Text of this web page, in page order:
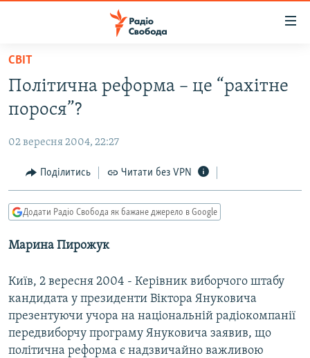
Перейти
основного
матеріалу
Перейти
до
навігації
Перейти
до
РАДІО СВОБОДА – 70 РОКІВ
ВСЕ ЗА ДОБУ
СТАТТІ
ПОЛІТИКА
ЕКОНОМІКА
КУЛЬТУРА
СПОРТ
СВІТ
ВІЙНА
РОСІЙСЬКА «ФІЛЬТРАЦІЯ»
КРИМ.РЕАЛІЇ
ТИ ЯК?
КИТАЙ.ВИКЛИКИ
МУЛЬТИМЕДІА
ФОТО
СВІТ
Політична реформа – це “рахітне
порося”?
02 вересня 2004, 22:27
Поділитись Читати без VPN
Додати Радіо Свобода як бажане джерело в Google
Марина Пирожук
Київ, 2 вересня 2004 - Керівник виборчого штабу
кандидата у президенти Віктора Януковича
презентуючи учора на національній радіокомпанії
передвиборчу програму Януковича заявив, що
політична реформа є надзвичайно важливою